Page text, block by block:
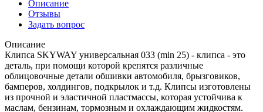
Описание
Отзывы
Задать вопрос
Описание
Клипса SKYWAY универсальная 033 (min 25) - клипса - это
деталь, при помощи которой крепятся различные
облицовочные детали обшивки автомобиля, брызговиков,
бамперов, холдингов, подкрылок и т.д. Клипсы изготовлены
из прочной и эластичной пластмассы, которая устойчива к
маслам, бензинам, тормозным и охлаждающим жидкостям.